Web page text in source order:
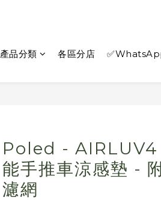
產品分類 各區分店
Poled - AIRLUV4
能手推車涼感墊 -
濾網